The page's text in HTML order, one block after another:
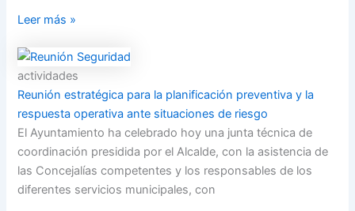
Leer más »
actividades
Reunión estratégica para la planificación preventiva y la
respuesta operativa ante situaciones de riesgo
El Ayuntamiento ha celebrado hoy una junta técnica de
coordinación presidida por el Alcalde, con la asistencia de
las Concejalías competentes y los responsables de los
diferentes servicios municipales, con